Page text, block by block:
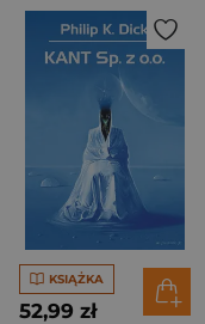
KSIĄŻKA
52,99 zł